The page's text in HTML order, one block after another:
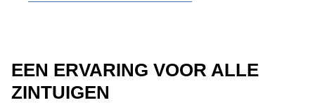
EEN ERVARING VOOR ALLE
ZINTUIGEN